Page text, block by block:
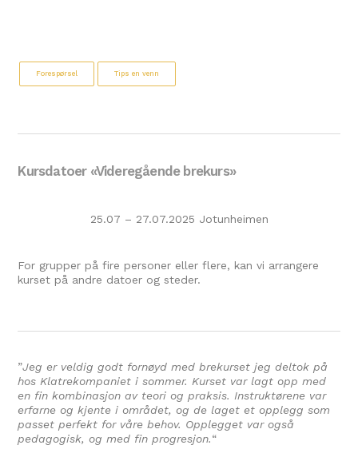
Forespørsel Tips en venn
Kursdatoer «Videregående brekurs»
25.07 – 27.07.2025 Jotunheimen
For grupper på fire personer eller flere, kan vi arrangere
kurset på andre datoer og steder.
”Jeg er veldig godt fornøyd med brekurset jeg deltok på
hos Klatrekompaniet i sommer. Kurset var lagt opp med
en fin kombinasjon av teori og praksis. Instruktørene var
erfarne og kjente i området, og de laget et opplegg som
passet perfekt for våre behov. Opplegget var også
pedagogisk, og med fin progresjon.“